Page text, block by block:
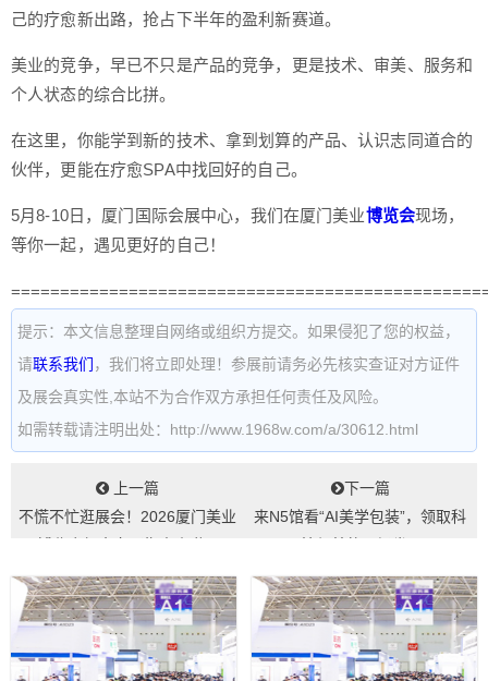
己的疗愈新出路，抢占下半年的盈利新赛道。
美业的竞争，早已不只是产品的竞争，更是技术、审美、服务和
个人状态的综合比拼。
在这里，你能学到新的技术、拿到划算的产品、认识志同道合的
伙伴，更能在疗愈SPA中找回好的自己。
5月8-10日，厦门国际会展中心，我们在厦门美业博览会现场，
等你一起，遇见更好的自己！
提示：本文信息整理自网络或组织方提交。如果侵犯了您的权益，
请联系我们 ，我们将立即处理！参展前请务必先核实查证对方证件
及展会真实性,本站不为合作双方承担任何责任及风险。
如需转载请注明出处：http://www.1968w.com/a/30612.html
上一篇
不慌不忙逛展会！2026厦门美业
下一篇
来N5馆看“AI美学包装”，领取科